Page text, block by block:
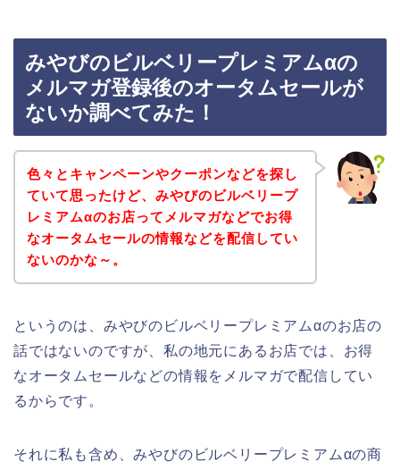
みやびのビルベリープレミアムαの
メルマガ登録後のオータムセールが
ないか調べてみた！
色々とキャンペーンやクーポンなどを探し
ていて思ったけど、みやびのビルベリープ
レミアムαのお店ってメルマガなどでお得
なオータムセールの情報などを配信してい
ないのかな～。
というのは、みやびのビルベリープレミアムαのお店の
話ではないのですが、私の地元にあるお店では、お得
なオータムセールなどの情報をメルマガで配信してい
るからです。
それに私も含め、みやびのビルベリープレミアムαの商